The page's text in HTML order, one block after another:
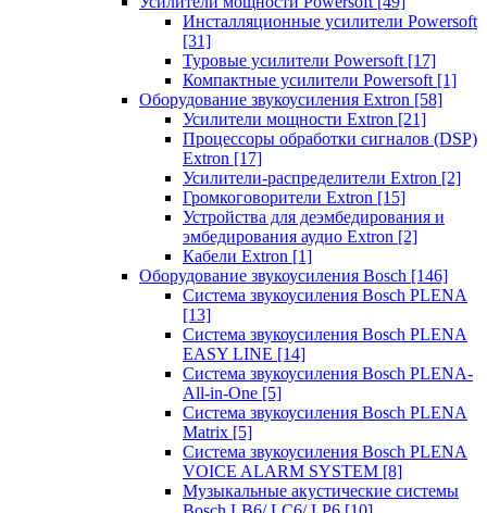
Инсталляционные усилители Powersoft
[31]
Туровые усилители Powersoft [17]
Компактные усилители Powersoft [1]
Оборудование звукоусиления Extron [58]
Усилители мощности Extron [21]
Процессоры обработки сигналов (DSP)
Extron [17]
Усилители-распределители Extron [2]
Громкоговорители Extron [15]
Устройства для деэмбедирования и
эмбедирования аудио Extron [2]
Кабели Extron [1]
Оборудование звукоусиления Bosch [146]
Система звукоусиления Bosch PLENA
[13]
Система звукоусиления Bosch PLENA
EASY LINE [14]
Система звукоусиления Bosch PLENA-
All-in-One [5]
Система звукоусиления Bosch PLENA
Matrix [5]
Система звукоусиления Bosch PLENA
VOICE ALARM SYSTEM [8]
Музыкальные акустические системы